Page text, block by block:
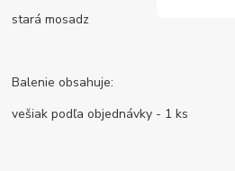
stará mosadz
Balenie obsahuje:
vešiak podľa objednávky - 1 ks